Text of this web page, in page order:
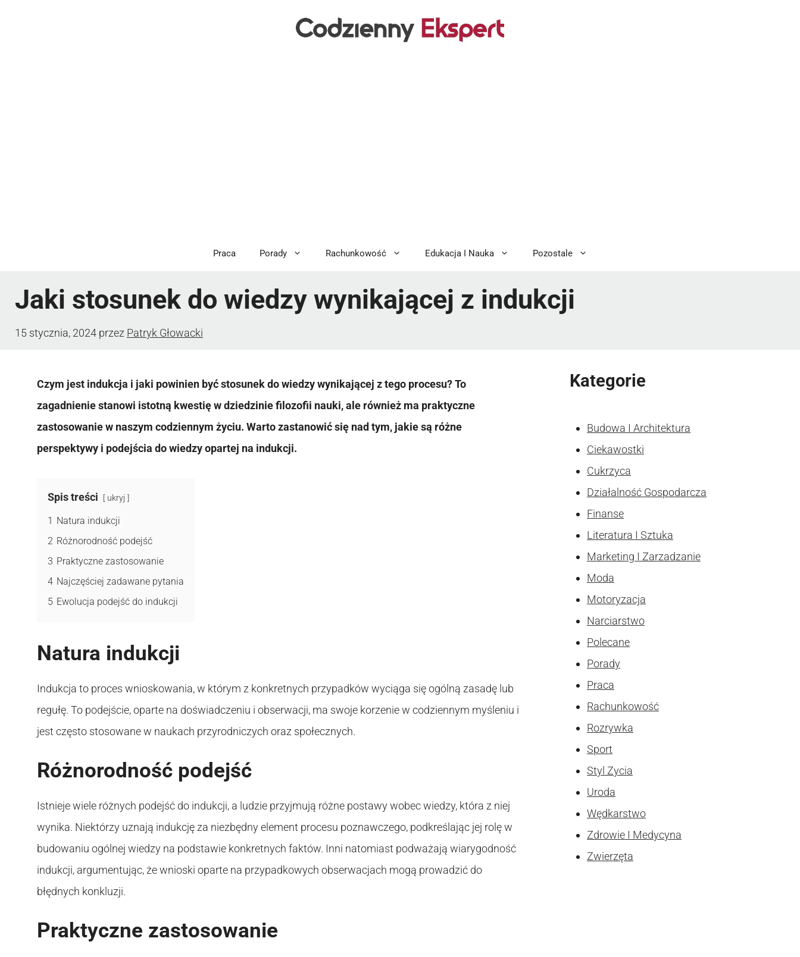
Praca Porady Rachunkowość Edukacja I Nauka Pozostale
Jaki stosunek do wiedzy wynikającej z indukcji
15 stycznia, 2024 przez Patryk Głowacki
Czym jest indukcja i jaki powinien być stosunek do wiedzy wynikającej z tego procesu? To
zagadnienie stanowi istotną kwestię w dziedzinie filozofii nauki, ale również ma praktyczne
zastosowanie w naszym codziennym życiu. Warto zastanowić się nad tym, jakie są różne
perspektywy i podejścia do wiedzy opartej na indukcji.
Spis treści ukryj
1 Natura indukcji
2 Różnorodność podejść
3 Praktyczne zastosowanie
4 Najczęściej zadawane pytania
5 Ewolucja podejść do indukcji
Natura indukcji
Indukcja to proces wnioskowania, w którym z konkretnych przypadków wyciąga się ogólną zasadę lub
regułę. To podejście, oparte na doświadczeniu i obserwacji, ma swoje korzenie w codziennym myśleniu i
jest często stosowane w naukach przyrodniczych oraz społecznych.
Różnorodność podejść
Istnieje wiele różnych podejść do indukcji, a ludzie przyjmują różne postawy wobec wiedzy, która z niej
wynika. Niektórzy uznają indukcję za niezbędny element procesu poznawczego, podkreślając jej rolę w
budowaniu ogólnej wiedzy na podstawie konkretnych faktów. Inni natomiast podważają wiarygodność
indukcji, argumentując, że wnioski oparte na przypadkowych obserwacjach mogą prowadzić do
błędnych konkluzji.
Praktyczne zastosowanie
Kategorie
Budowa I Architektura
Ciekawostki
Cukrzyca
Działalność Gospodarcza
Finanse
Literatura I Sztuka
Marketing I Zarzadzanie
Moda
Motoryzacja
Narciarstwo
Polecane
Porady
Praca
Rachunkowość
Rozrywka
Sport
Styl Zycia
Uroda
Wędkarstwo
Zdrowie I Medycyna
Zwierzęta